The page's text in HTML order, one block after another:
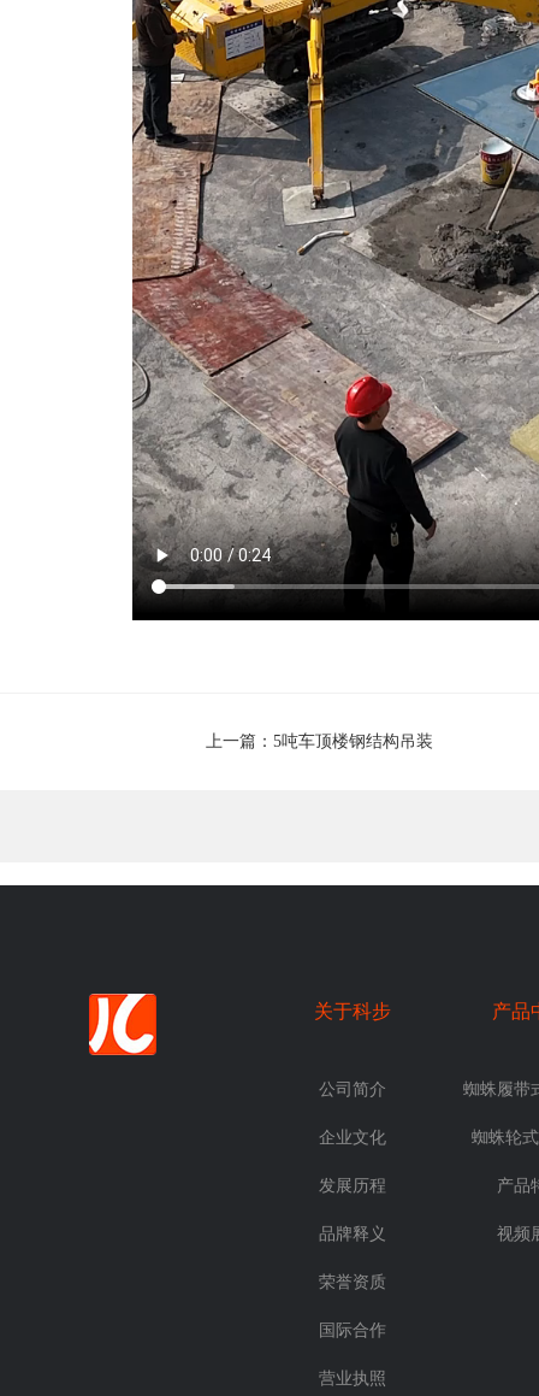
上一篇：5吨车顶楼钢结构吊装
关于科步
公司简介
企业文化
发展历程
品牌释义
荣誉资质
国际合作
营业执照
产品
蜘蛛履带
蜘蛛轮
产品
视频